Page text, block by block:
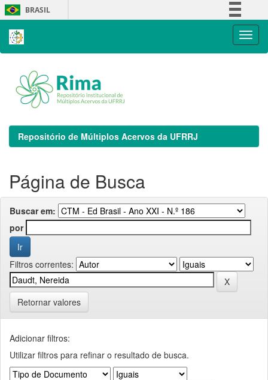
Skip
navigation
BRASIL
Repositório de Múltiplos Acervos da UFRRJ
Página de Busca
Buscar em:
por
Filtros correntes:
Retornar valores
Adicionar filtros:
Utilizar filtros para refinar o resultado de busca.